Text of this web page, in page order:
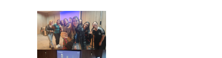
QI 416, Conj. H, Lote 1 Brasília (DF)
Fone: (61) 3081-4921
Setor de Clubes Sul